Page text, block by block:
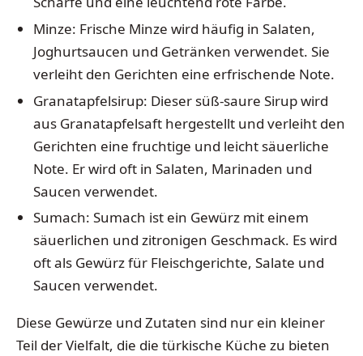
Minze: Frische Minze wird häufig in Salaten,
Joghurtsaucen und Getränken verwendet. Sie
verleiht den Gerichten eine erfrischende Note.
Granatapfelsirup: Dieser süß-saure Sirup wird
aus Granatapfelsaft hergestellt und verleiht den
Gerichten eine fruchtige und leicht säuerliche
Note. Er wird oft in Salaten, Marinaden und
Saucen verwendet.
Sumach: Sumach ist ein Gewürz mit einem
säuerlichen und zitronigen Geschmack. Es wird
oft als Gewürz für Fleischgerichte, Salate und
Saucen verwendet.
Diese Gewürze und Zutaten sind nur ein kleiner
Teil der Vielfalt, die die türkische Küche zu bieten